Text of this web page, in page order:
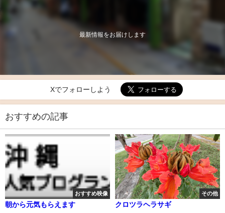
最新情報をお届けします
Xでフォローしよう
おすすめの記事
おすすめ映像
朝から元気もらえます
その他
クロツラヘラサギ